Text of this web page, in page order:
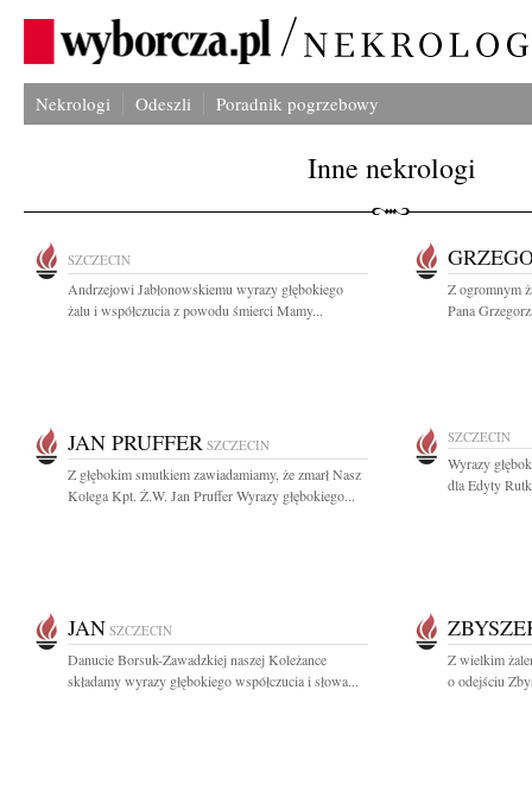
Nekrologi Odeszli Poradnik pogrzebowy
Inne nekrologi
SZCZECIN
Andrzejowi Jabłonowskiemu wyrazy głębokiego
żalu i współczucia z powodu śmierci Mamy...
Z ogromnym
Pana
JAN PRUFFER SZCZECIN
Z głębokim smutkiem zawiadamiamy, że zmarł Nasz
Kolega Kpt. Ż.W. Jan Pruffer Wyrazy głębokiego...
SZCZECIN
Wyrazy
dla Edyty
JAN SZCZECIN
Danucie Borsuk-Zawadzkiej naszej Koleżance
składamy wyrazy głębokiego współczucia i słowa...
Z wielkim
o odejściu